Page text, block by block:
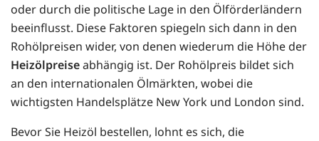
oder durch die politische Lage in den Ölförderländern
beeinflusst. Diese Faktoren spiegeln sich dann in den
Rohölpreisen wider, von denen wiederum die Höhe der
Heizölpreiseabhängig ist. Der Rohölpreis bildet sich
an den internationalen Ölmärkten, wobei die
wichtigsten Handelsplätze New York und London sind.
Bevor Sie Heizöl bestellen, lohnt es sich, die